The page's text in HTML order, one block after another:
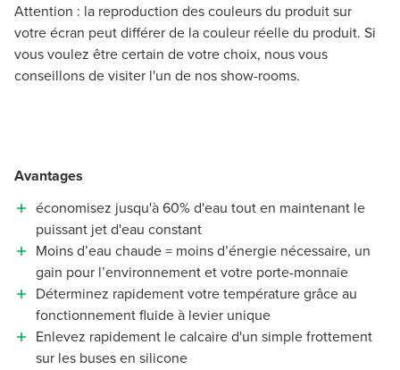
Attention : la reproduction des couleurs du produit sur
votre écran peut différer de la couleur réelle du produit. Si
vous voulez être certain de votre choix, nous vous
conseillons de visiter l'un de nos show-rooms.
Avantages
économisez jusqu'à 60% d'eau tout en maintenant le
puissant jet d'eau constant
Moins d’eau chaude = moins d’énergie nécessaire, un
gain pour l’environnement et votre porte-monnaie
Déterminez rapidement votre température grâce au
fonctionnement fluide à levier unique
Enlevez rapidement le calcaire d'un simple frottement
sur les buses en silicone